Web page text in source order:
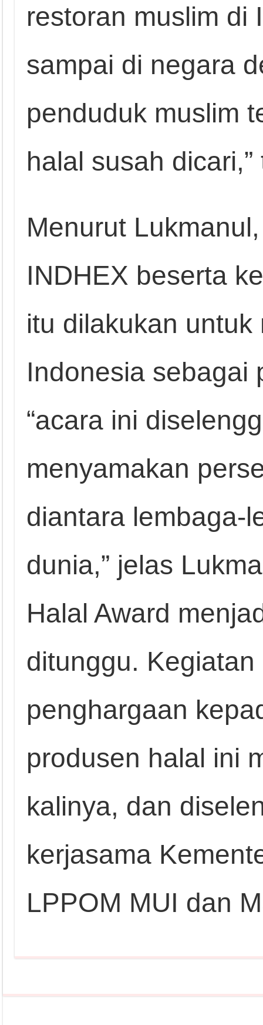
restoran muslim di
sampai di negara
penduduk muslim
halal susah
Menurut
INDHEX beserta
itu dilakukan
Indonesia sebagai
“acara ini
menyamakan
diantara lembaga-
dunia,” jelas
Halal Award
ditunggu.
penghargaan
produsen halal ini
kalinya, dan
kerjasama
LPPOM MUI dan